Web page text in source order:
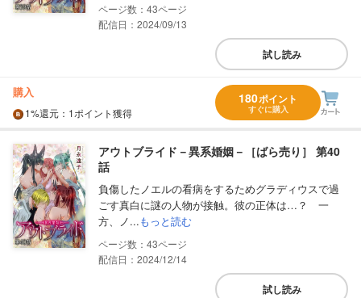
43
配信日：2024/09/13
試し読み
購入
1%還元 ：1ポイント獲得
180ポイント
すぐに購入
アウトブライド－異系婚姻－［ばら売り］ 第40
話
負傷したノエルの看病をするためグラディウスで過
ごす真白に謎の人物が接触。彼の正体は…？ 一
方、ノ...もっと読む
43
配信日：2024/12/14
試し読み